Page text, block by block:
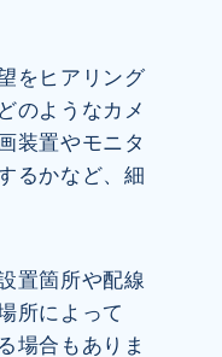
をヒアリング
のようなカメ
装置やモニタ
るかなど、細
置箇所や配線
所によって
場合もありま